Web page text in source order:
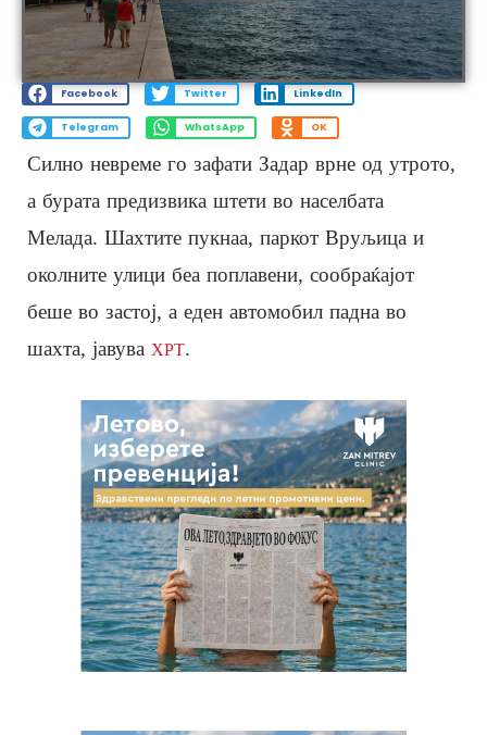
Facebook Twitter LinkedIn
Telegram WhatsApp OK
Силно невреме го зафати Задар врне од утрото,
а бурата предизвика штети во населбата
Мелада. Шахтите пукнаа, паркот Вруљица и
околните улици беа поплавени, сообраќајот
беше во застој, а еден автомобил падна во
шахта, јавува ХРТ.